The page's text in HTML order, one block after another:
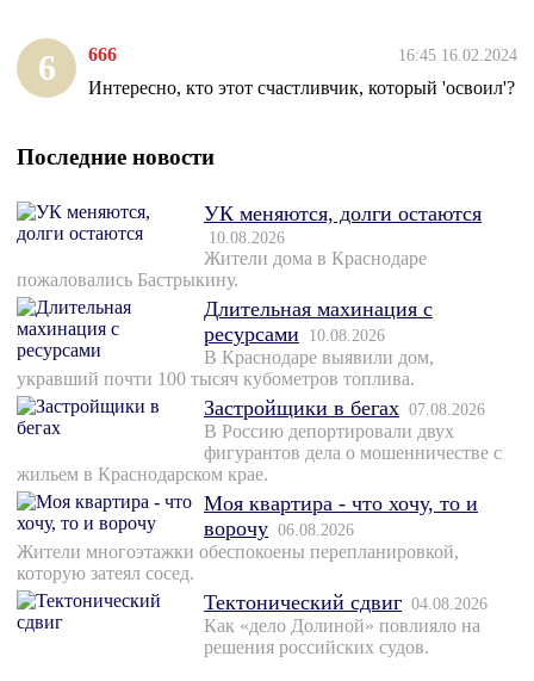
6 666 16:45 16.02.2024
Интересно, кто этот счастливчик, который 'освоил'?
Последние новости
УК меняются, долги остаются
10.08.2026
Жители дома в Краснодаре
пожаловались Бастрыкину.
Длительная махинация с
ресурсами
10.08.2026
В Краснодаре выявили дом,
укравший почти 100 тысяч кубометров топлива.
Застройщики в бегах 07.08.2026
В Россию депортировали двух
фигурантов дела о мошенничестве с
жильем в Краснодарском крае.
Моя квартира - что хочу, то и
ворочу 06.08.2026
Жители многоэтажки обеспокоены перепланировкой,
которую затеял сосед.
Тектонический сдвиг 04.08.2026
Как «дело Долиной» повлияло на
решения российских судов.